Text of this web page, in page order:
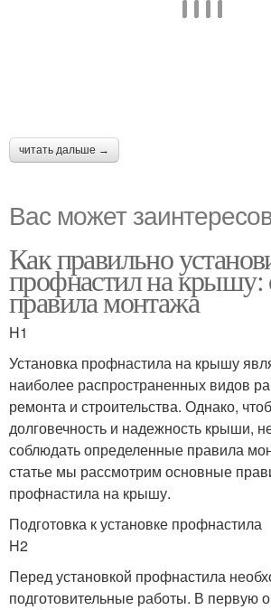
читать дальше →
Вас может
Как правильно
профнастил на крышу:
правила монтажа
H1
Установка профнастила на крышу
наиболее распространенных видов
ремонта и строительства. Однако,
долговечность и надежность крыши,
соблюдать определенные правила
статье мы рассмотрим основные
профнастила на крышу.
Подготовка к установке профнастила
H2
Перед установкой профнастила
подготовительные работы. В первую